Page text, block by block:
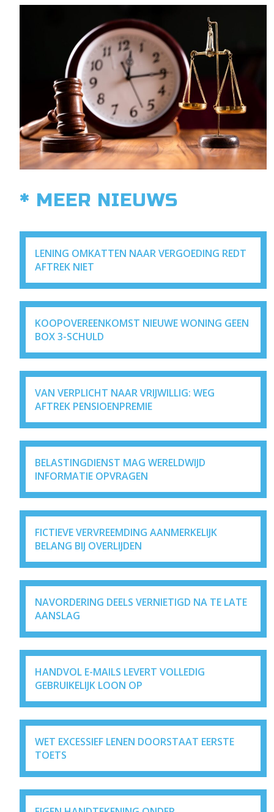
* MEER NIEUWS
LENING OMKATTEN NAAR VERGOEDING REDT
AFTREK NIET
KOOPOVEREENKOMST NIEUWE WONING GEEN
BOX 3-SCHULD
VAN VERPLICHT NAAR VRIJWILLIG: WEG
AFTREK PENSIOENPREMIE
BELASTINGDIENST MAG WERELDWIJD
INFORMATIE OPVRAGEN
FICTIEVE VERVREEMDING AANMERKELIJK
BELANG BIJ OVERLIJDEN
NAVORDERING DEELS VERNIETIGD NA TE LATE
AANSLAG
HANDVOL E-MAILS LEVERT VOLLEDIG
GEBRUIKELIJK LOON OP
WET EXCESSIEF LENEN DOORSTAAT EERSTE
TOETS